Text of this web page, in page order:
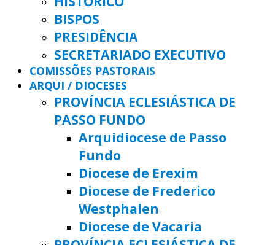
BISPOS
PRESIDÊNCIA
SECRETARIADO EXECUTIVO
COMISSÕES PASTORAIS
ARQUI / DIOCESES
PROVÍNCIA ECLESIÁSTICA DE
PASSO FUNDO
Arquidiocese de Passo
Fundo
Diocese de Erexim
Diocese de Frederico
Westphalen
Diocese de Vacaria